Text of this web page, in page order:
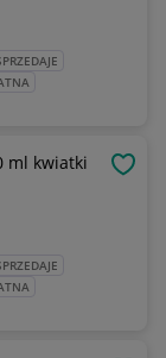
ml kwiatki